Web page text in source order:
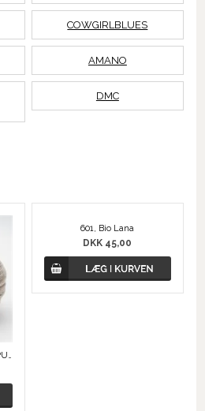
COWGIRLBLUES
AMANO
DMC
04 Beige Meleret SEMILLA PURA Øko Uld
601, Bio Lana
DKK 45,00